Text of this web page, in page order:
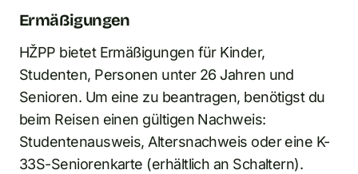
Ermäßigungen
HŽPP bietet Ermäßigungen für Kinder,
Studenten, Personen unter 26 Jahren und
Senioren. Um eine zu beantragen, benötigst du
beim Reisen einen gültigen Nachweis:
Studentenausweis, Altersnachweis oder eine K-
33S-Seniorenkarte (erhältlich an Schaltern).